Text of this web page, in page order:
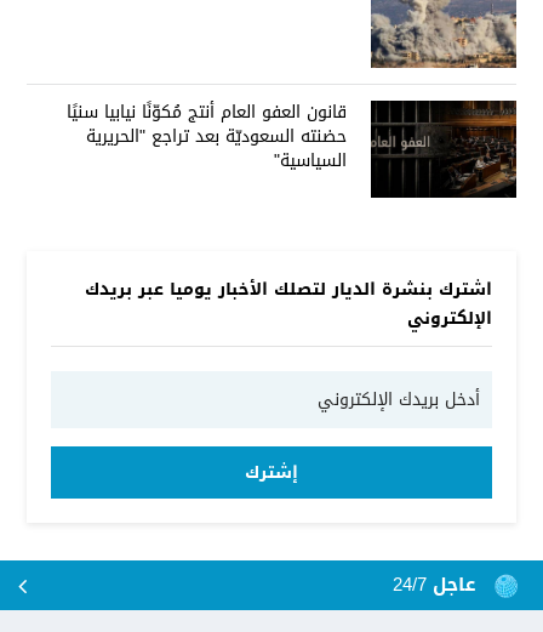
قانون العفو العام أنتج مُكوّنًا نيابيا سنيًا
حضنته السعوديّة بعد تراجع "الحريرية
السياسية"
اشترك بنشرة الديار لتصلك الأخبار يوميا عبر بريدك
الإلكتروني
إشترك
عاجل 24/7